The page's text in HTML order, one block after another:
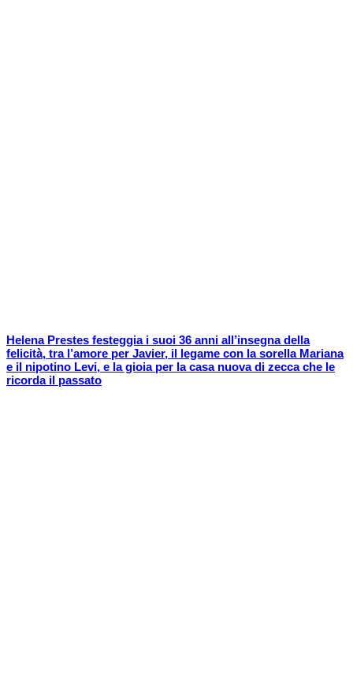
Helena Prestes festeggia i suoi 36 anni all’insegna della
felicità, tra l’amore per Javier, il legame con la sorella Mariana
e il nipotino Levi, e la gioia per la casa nuova di zecca che le
ricorda il passato